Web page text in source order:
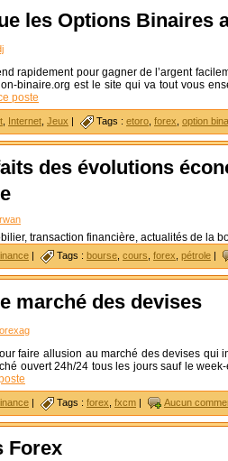
les Options Binaires
rapidement pour gagner de l’argent
binaire.org est le site qui va tout vous
poste
Internet Jeux Tags : etoro forex option
des évolutions
transaction financière, actualités de la
| Tags : bourse cours forex pétrole |
marché des devises
faire allusion au marché des devises qui
ouvert 24h/24 tous les jours sauf le
| Tags : forex fxcm | Aucun
Forex